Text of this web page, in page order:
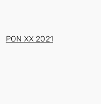
PON XX 2021